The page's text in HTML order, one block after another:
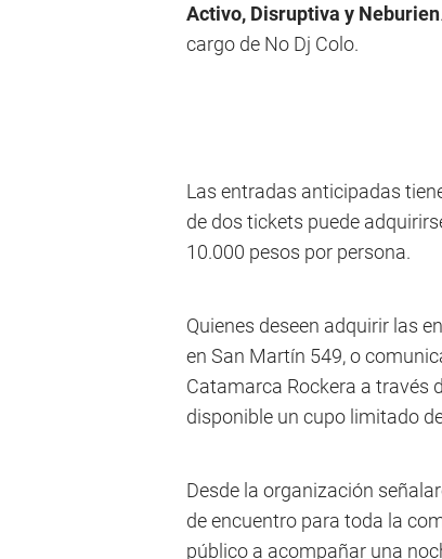
Activo, Disruptiva y Neburien
cargo de No Dj Colo.
Las entradas anticipadas
de dos tickets puede
10.000 pesos por persona.
Quienes deseen adquirir las
en San Martín 549, o
Catamarca Rockera a través
disponible un cupo limitado
Desde la organización
de encuentro para toda la
público a acompañar una